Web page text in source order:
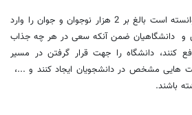
به گفته اعضای این مجموعه، بازاریابی برای این موسسه آموزشی توانسته است بالغ بر 2 هزار نوجوان و جوان را وارد
و دانشگاهیان ضمن آنکه سعی در هر چه جذاب
کنند، دانشگاه را جهت قرار گرفتن در مسیر
هایی مشخص در دانشجویان ایجاد کنند و ...،
باشند.